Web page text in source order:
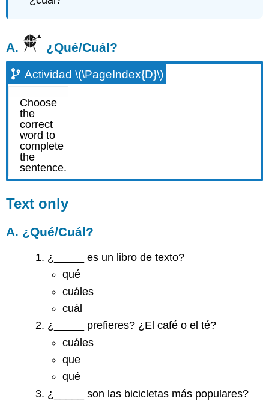
A. ¿Qué/Cuál?
Actividad \(\PageIndex{D}\)
Text only
A. ¿Qué/Cuál?
¿_____ es un libro de texto?
qué
cuáles
cuál
¿_____ prefieres? ¿El café o el té?
cuáles
que
qué
¿_____ son las bicicletas más populares?